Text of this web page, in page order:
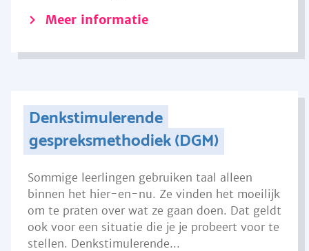
Meer informatie
Denkstimulerende
gespreksmethodiek (DGM)
Sommige leerlingen gebruiken taal alleen
binnen het hier-en-nu. Ze vinden het moeilijk
om te praten over wat ze gaan doen. Dat geldt
ook voor een situatie die je je probeert voor te
stellen. Denkstimulerende...